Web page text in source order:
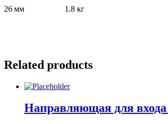
26 мм 1.8 кг
Related products
Направляющая для